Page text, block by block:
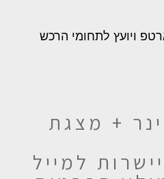
ויועץ לתחומי הרכש
+ מצגת
למייל